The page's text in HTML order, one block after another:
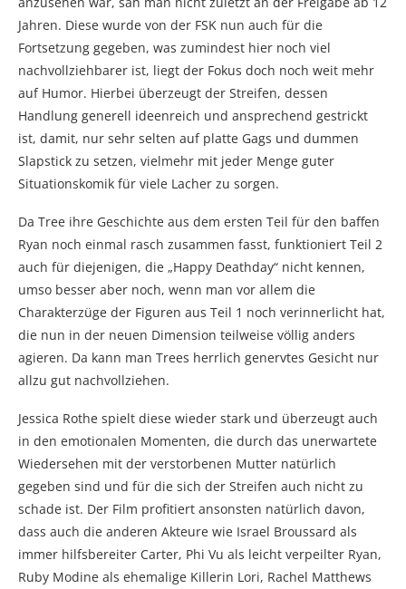
Jahren. Diese wurde von der FSK nun auch für die
Fortsetzung gegeben, was zumindest hier noch viel
nachvollziehbarer ist, liegt der Fokus doch noch weit mehr
auf Humor. Hierbei überzeugt der Streifen, dessen
Handlung generell ideenreich und ansprechend gestrickt
ist, damit, nur sehr selten auf platte Gags und dummen
Slapstick zu setzen, vielmehr mit jeder Menge guter
Situationskomik für viele Lacher zu sorgen.
Da Tree ihre Geschichte aus dem ersten Teil für den baffen
Ryan noch einmal rasch zusammen fasst, funktioniert Teil 2
auch für diejenigen, die „Happy Deathday“ nicht kennen,
umso besser aber noch, wenn man vor allem die
Charakterzüge der Figuren aus Teil 1 noch verinnerlicht hat,
die nun in der neuen Dimension teilweise völlig anders
agieren. Da kann man Trees herrlich genervtes Gesicht nur
allzu gut nachvollziehen.
Jessica Rothe spielt diese wieder stark und überzeugt auch
in den emotionalen Momenten, die durch das unerwartete
Wiedersehen mit der verstorbenen Mutter natürlich
gegeben sind und für die sich der Streifen auch nicht zu
schade ist. Der Film profitiert ansonsten natürlich davon,
dass auch die anderen Akteure wie Israel Broussard als
immer hilfsbereiter Carter, Phi Vu als leicht verpeilter Ryan,
Ruby Modine als ehemalige Killerin Lori, Rachel Matthews